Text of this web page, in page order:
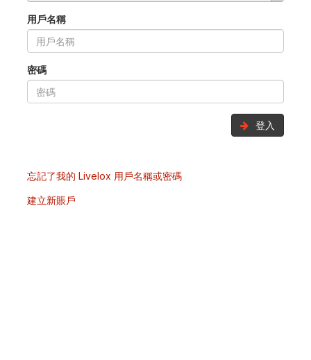
用戶名稱
密碼
登入
忘記了我的 Livelox 用戶名稱或密碼
建立新賬戶